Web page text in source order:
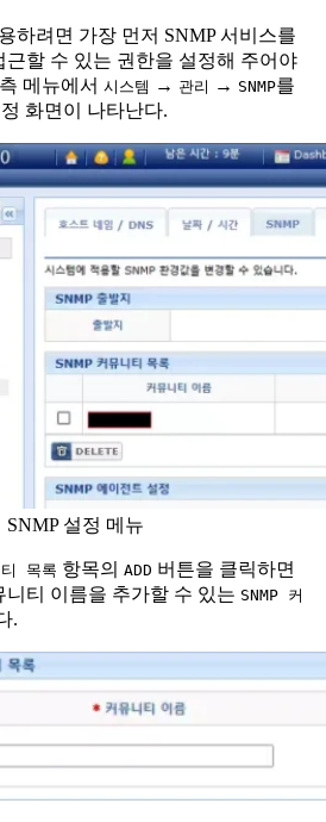
하려면 가장 먼저 SNMP 서비스를
할 수 있는 권한을 설정해 주어야
메뉴에서 시스템 → 관리 → SNMP를
화면이 나타난다.
SNMP 설정 메뉴
티 목록 항목의 ADD 버튼을 클릭하면
티 이름을 추가할 수 있는 SNMP 커
.